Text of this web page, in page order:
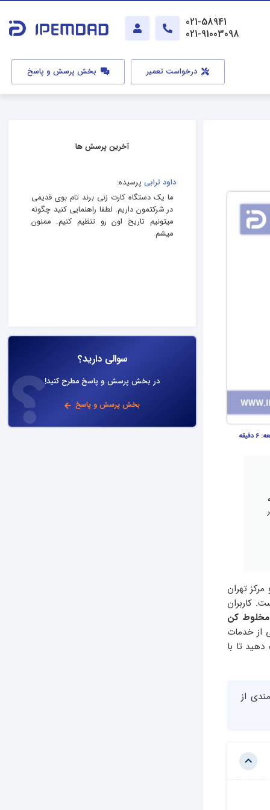
021-58941
021-91003098
درخواست تعمیر بخش پرسش و پاسخ
6 دقیقه
تهران
کاربران
مخلوط کن
از خدمات
دهید تا با
از
آخرین پرسش ها
داود ترابی پرسیده:
ما یک دستگاه کارت زنی برند تام بوی قدیمی
در شرکتمون داریم. لطفا راهنمایی کنید چگونه
میتونیم تاریخ اون رو تنظیم کنیم. ممنون
میشم
سوالی دارید؟
در بخش پرسش و پاسخ مطرح کنید!
بخش پرسش و پاسخ